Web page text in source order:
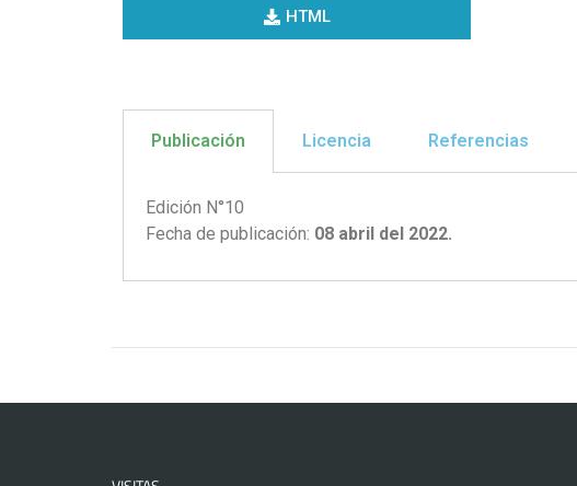
HTML
Publicación Licencia Referencias
Edición N°10
Fecha de publicación: 08 abril del 2022.